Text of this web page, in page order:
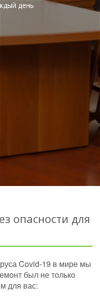
день
опасности для
Covid-19 в мире мы
был не только
для вас: